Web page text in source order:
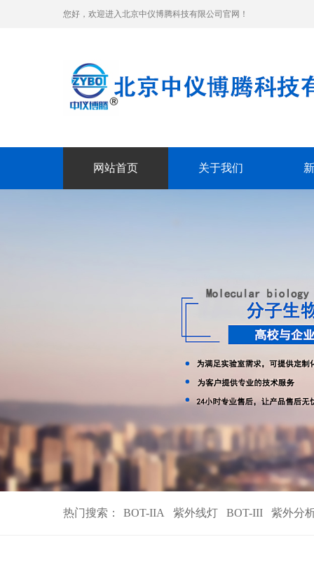
您好，欢迎进入北京中仪博腾科技有限公司官网！
网站首页 关于我们
热门搜索： BOT-IIA 紫外线灯 BOT-III 紫外分